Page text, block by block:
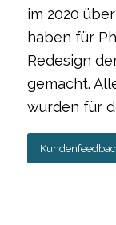
im 2020
haben für
Redesign
gemacht.
wurden für